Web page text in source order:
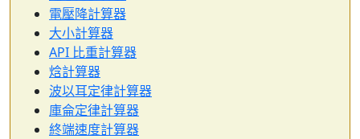
電壓降計算器
大小計算器
API 比重計算器
焓計算器
波以耳定律計算器
庫侖定律計算器
終端速度計算器